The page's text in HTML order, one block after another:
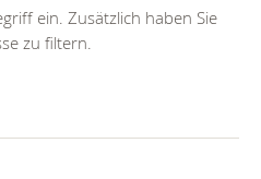
ein. Zusätzlich haben Sie
zu filtern.